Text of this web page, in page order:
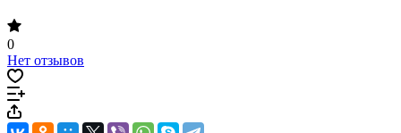
0
Нет отзывов